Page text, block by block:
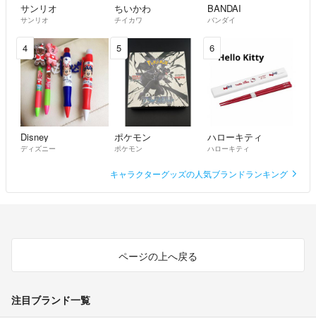
サンリオ
サンリオ
ちいかわ
チイカワ
BANDAI
バンダイ
4
Disney
ディズニー
5
ポケモン
ポケモン
6
ハローキティ
ハローキティ
キャラクターグッズの人気ブランドランキング
ページの上へ戻る
注目ブランド一覧